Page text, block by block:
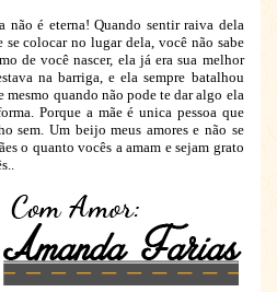
não é eterna! Quando sentir raiva dela
colocar no lugar dela, você não sabe
de você nascer, ela já era sua melhor
na barriga, e ela sempre batalhou
mesmo quando não pode te dar algo ela
Porque a mãe é unica pessoa que
sem. Um beijo meus amores e não se
o quanto vocês a amam e sejam grato